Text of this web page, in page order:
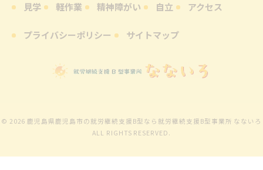
見学 軽作業 精神障がい 自立 アクセス
プライバシーポリシー サイトマップ
© 2026 鹿児島県鹿児島市の就労継続支援B型なら就労継続支援B型事業所 なないろ
ALL RIGHTS RESERVED.